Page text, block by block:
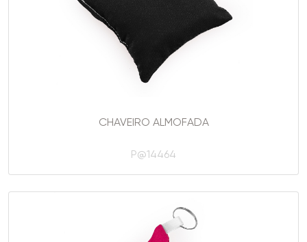
CHAVEIRO ALMOFADA
P@14464